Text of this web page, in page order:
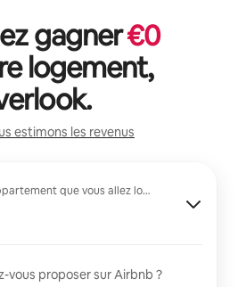
gagner€0
logement,
.
estimons les revenus
que vous allez louer ?
vous proposer sur Airbnb ?